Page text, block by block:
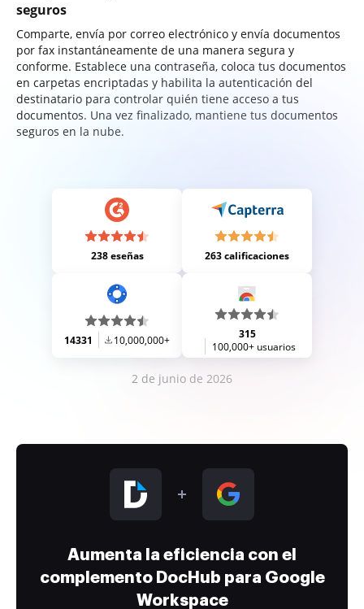
seguros
Comparte, envía por correo electrónico y envía documentos
por fax instantáneamente de una manera segura y
conforme. Establece una contraseña, coloca tus documentos
en carpetas encriptadas y habilita la autenticación del
destinatario para controlar quién tiene acceso a tus
documentos. Una vez finalizado, mantiene tus documentos
seguros en la nube.
238 eseñas 263 calificaciones
14331 10,000,000+
315
100,000+ usuarios
2 de junio de 2026
Aumenta la eficiencia con el
complemento DocHub para Google
Workspace